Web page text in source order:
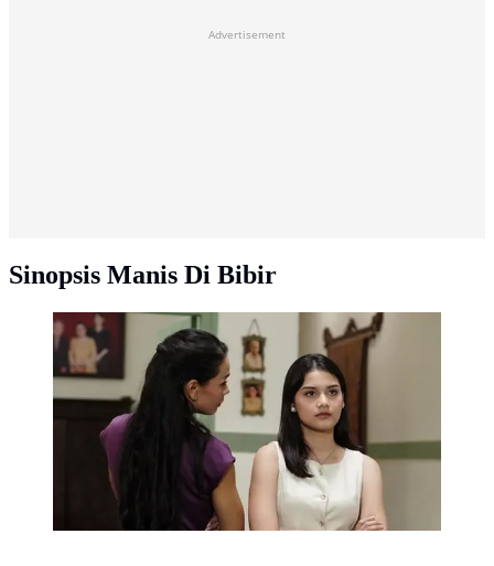
Advertisement
Sinopsis Manis Di Bibir
Series Manis Di Bibir tayang di Vidio (Dok. Vidio)